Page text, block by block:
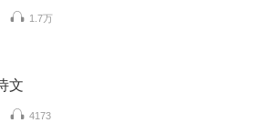
1.7万
文
4173